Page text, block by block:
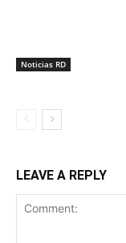
Noticias RD
LEAVE A REPLY